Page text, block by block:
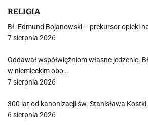
RELIGIA
Bł. Edmund Bojanowski – prekursor opieki
7 sierpnia 2026
Oddawał współwięźniom własne jedzenie.
w niemieckim obo…
7 sierpnia 2026
300 lat od kanonizacji św. Stanisława
6 sierpnia 2026